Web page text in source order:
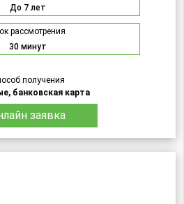
До 7 лет
рассмотрения
30 минут
получения
банковская карта
заявка